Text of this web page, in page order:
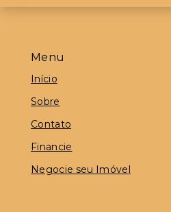
Menu
Início
Sobre
Contato
Financie
Negocie seu Imóvel